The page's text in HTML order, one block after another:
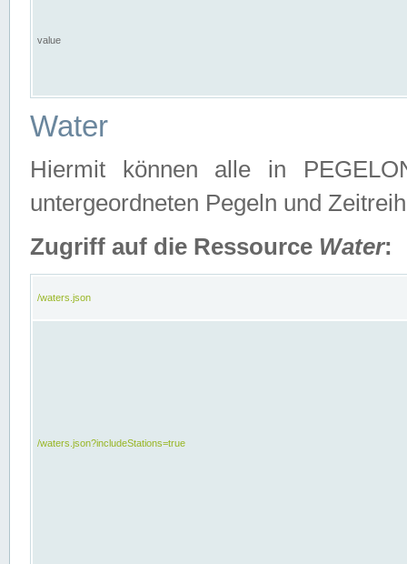
value
Water
Hiermit können alle in
untergeordneten Pegeln und
Zugriff auf die Ressource Water:
/waters.json
/waters.json?includeStations=true